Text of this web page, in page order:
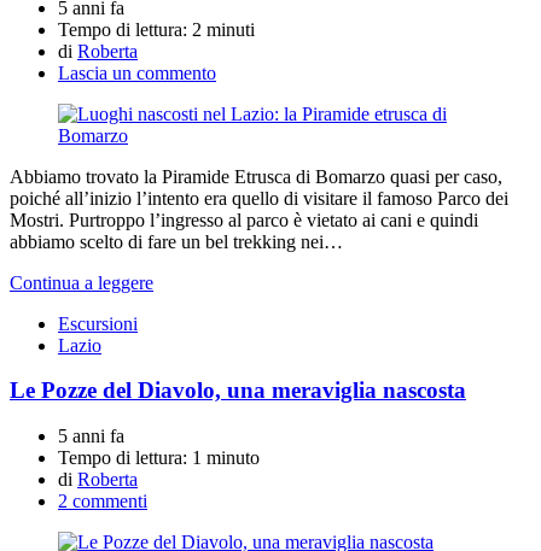
5 anni fa
Tempo di lettura: 2 minuti
di Roberta
Lascia un commento
Abbiamo trovato la Piramide Etrusca di Bomarzo quasi per caso,
poiché all’inizio l’intento era quello di visitare il famoso Parco dei
Mostri. Purtroppo l’ingresso al parco è vietato ai cani e quindi
abbiamo scelto di fare un bel trekking nei…
Continua a leggere
Escursioni
Lazio
Le Pozze del Diavolo, una meraviglia nascosta
5 anni fa
Tempo di lettura: 1 minuto
di Roberta
2 commenti